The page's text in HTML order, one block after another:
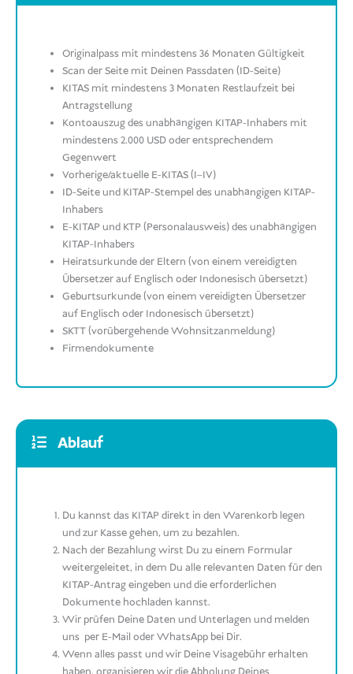
Originalpass mit mindestens 36 Monaten Gültigkeit
Scan der Seite mit Deinen Passdaten (ID-Seite)
KITAS mit mindestens 3 Monaten Restlaufzeit bei
Antragstellung
Kontoauszug des unabhängigen KITAP-Inhabers mit
mindestens 2.000 USD oder entsprechendem
Gegenwert
Vorherige/aktuelle E-KITAS (I–IV)
ID-Seite und KITAP-Stempel des unabhängigen KITAP-
Inhabers
E-KITAP und KTP (Personalausweis) des unabhängigen
KITAP-Inhabers
Heiratsurkunde der Eltern (von einem vereidigten
Übersetzer auf Englisch oder Indonesisch übersetzt)
Geburtsurkunde (von einem vereidigten Übersetzer
auf Englisch oder Indonesisch übersetzt)
SKTT (vorübergehende Wohnsitzanmeldung)
Firmendokumente
Ablauf
Du kannst das KITAP direkt in den Warenkorb legen
und zur Kasse gehen, um zu bezahlen.
Nach der Bezahlung wirst Du zu einem Formular
weitergeleitet, in dem Du alle relevanten Daten für den
KITAP-Antrag eingeben und die erforderlichen
Dokumente hochladen kannst.
Wir prüfen Deine Daten und Unterlagen und melden
uns per E-Mail oder WhatsApp bei Dir.
Wenn alles passt und wir Deine Visagebühr erhalten